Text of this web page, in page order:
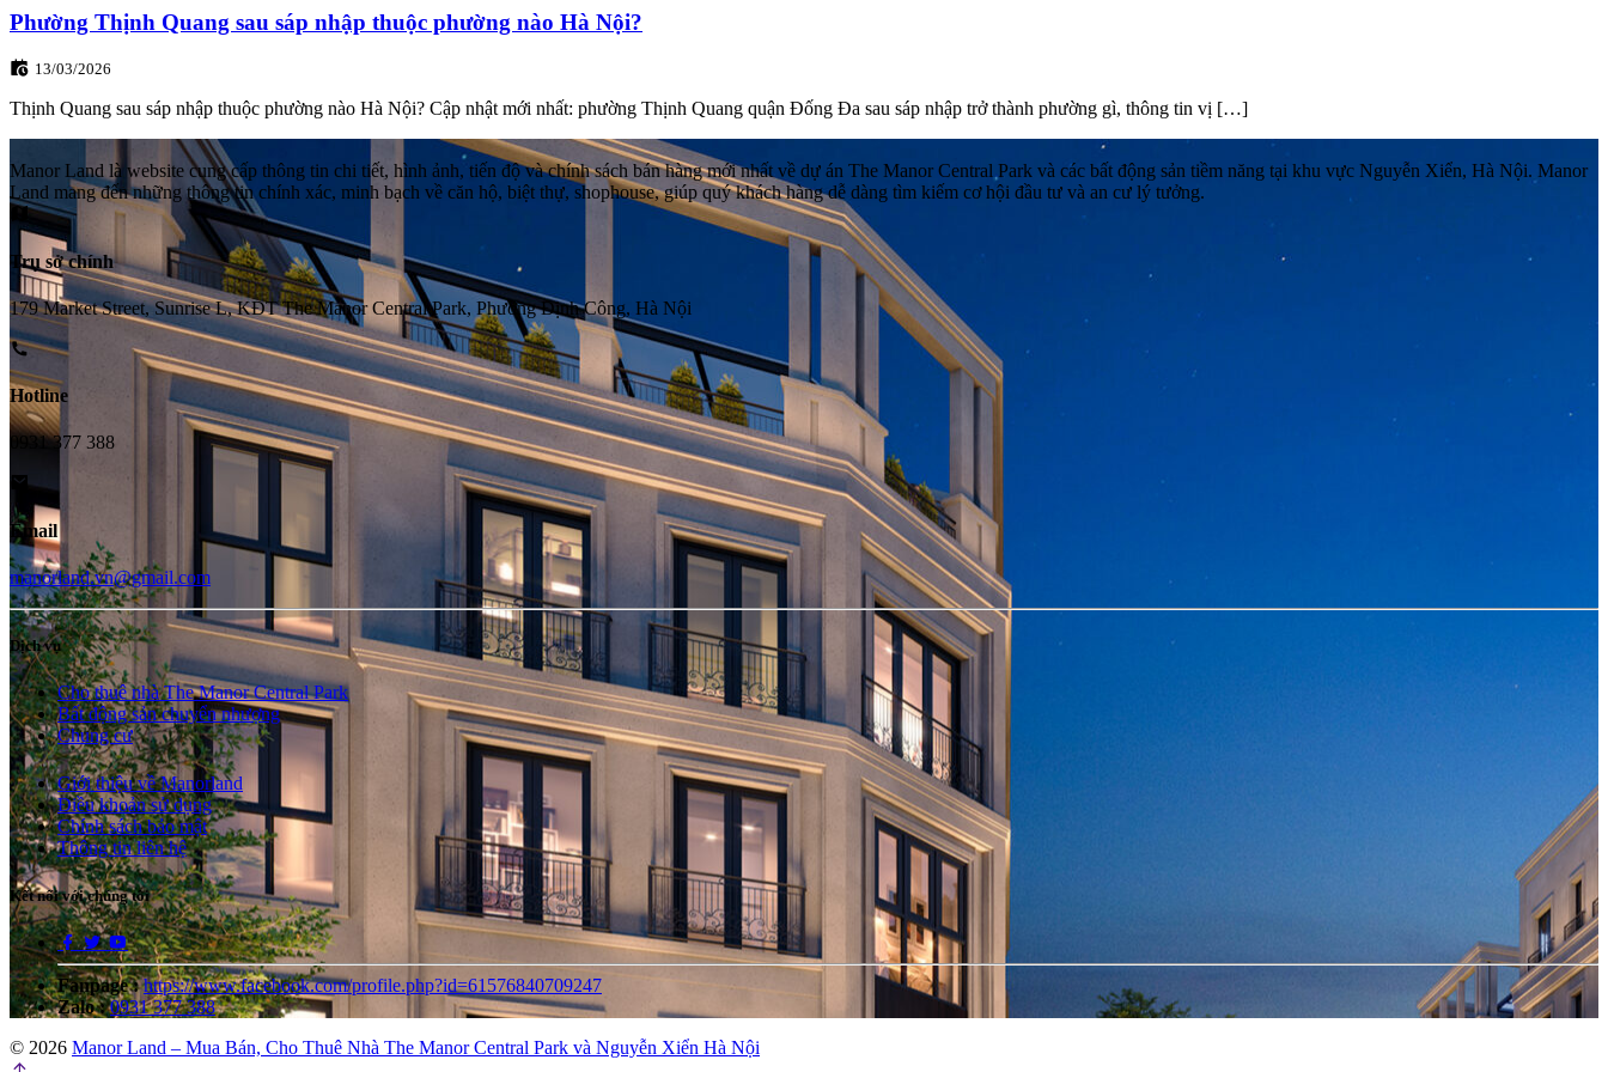
Phường Thịnh Quang sau sáp nhập thuộc phường nào Hà Nội?
13/03/2026
Thịnh Quang sau sáp nhập thuộc phường nào Hà Nội? Cập nhật mới nhất: phường Thịnh Quang quận Đống Đa sau sáp nhập trở thành phường gì, thông tin vị […]
Manor Land là website cung cấp thông tin chi tiết, hình ảnh, tiến độ và chính sách bán hàng mới nhất về dự án The Manor Central Park và các bất động sản tiềm năng tại khu vực Nguyễn Xiển, Hà Nội. Manor
Land mang đến những thông tin chính xác, minh bạch về căn hộ, biệt thự, shophouse, giúp quý khách hàng dễ dàng tìm kiếm cơ hội đầu tư và an cư lý tưởng.
Trụ sở chính
179 Market Street, Sunrise L, KĐT The Manor Central Park, Phường Định Công, Hà Nội
Hotline
0931 377 388
Email
manorland.vn@gmail.com
Dịch vụ
Cho thuê nhà The Manor Central Park
Bất động sản chuyển nhượng
Chung cư
Giới thiệu về Manorland
Điều khoản sử dụng
Chính sách bảo mật
Thông tin liên hệ
Kết nối với chúng tôi
Fanpage :https://www.facebook.com/profile.php?id=61576840709247
Zalo :0931 377 388
© 2026 Manor Land – Mua Bán, Cho Thuê Nhà The Manor Central Park và Nguyễn Xiển Hà Nội